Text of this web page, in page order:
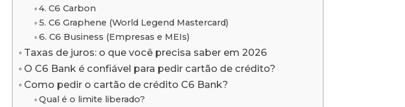
4. C6 Carbon
5. C6 Graphene (World Legend Mastercard)
6. C6 Business (Empresas e MEIs)
Taxas de juros: o que você precisa saber em 2026
O C6 Bank é confiável para pedir cartão de crédito?
Como pedir o cartão de crédito C6 Bank?
Qual é o limite liberado?